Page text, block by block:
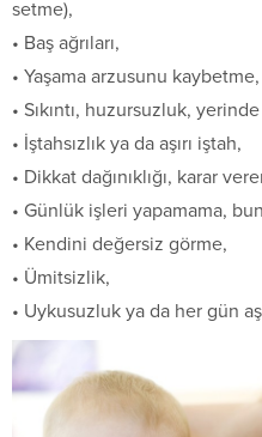
setme),
• Baş ağrıları,
• Yaşama arzusunu kaybetme,
• Sıkıntı, huzursuzluk,
• İştahsızlık ya da aşırı iştah,
• Dikkat dağınıklığı, karar
• Günlük işleri yapamama,
• Kendini değersiz görme,
• Ümitsizlik,
• Uykusuzluk ya da her gün